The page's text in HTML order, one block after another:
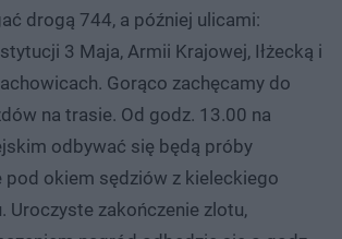
drogą 744, a później ulicami:
3 Maja, Armii Krajowej, Iłżecką i
Gorąco zachęcamy do
na trasie. Od godz. 13.00 na
odbywać się będą próby
okiem sędziów z kieleckiego
Uroczyste zakończenie zlotu,